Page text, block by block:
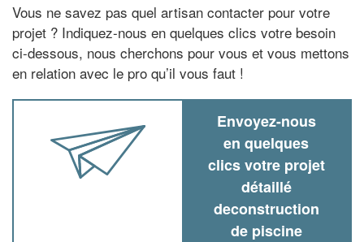
Vous ne savez pas quel artisan contacter pour votre
projet ? Indiquez-nous en quelques clics votre besoin
ci-dessous, nous cherchons pour vous et vous mettons
en relation avec le pro qu’il vous faut !
Envoyez-nous
en quelques
clics votre projet
détaillé
deconstruction
de piscine